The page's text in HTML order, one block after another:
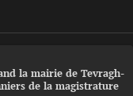
la mairie de Tevragh-
de la magistrature